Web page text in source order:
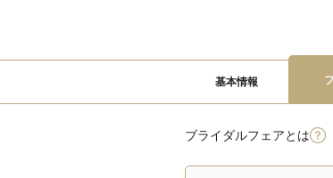
基本情報
ブライダルフェアとは